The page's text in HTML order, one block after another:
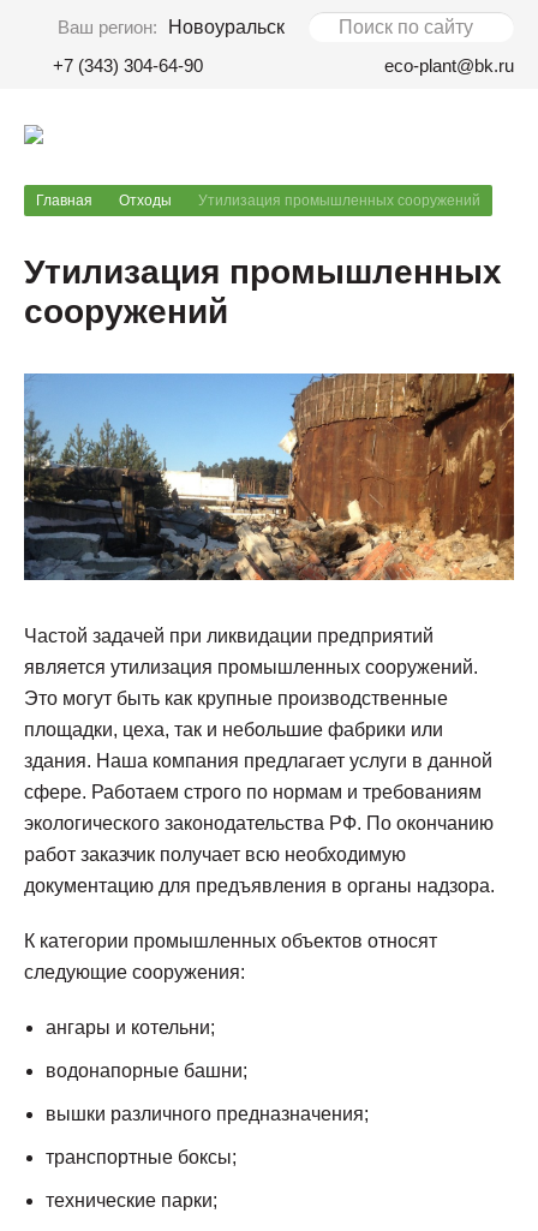
Ваш регион:
Новоуральск
+7 (343) 304-64-90
eco-plant@bk.ru
Главная Отходы Утилизация промышленных сооружений
Утилизация промышленных
сооружений
Частой задачей при ликвидации предприятий
является утилизация промышленных сооружений.
Это могут быть как крупные производственные
площадки, цеха, так и небольшие фабрики или
здания. Наша компания предлагает услуги в данной
сфере. Работаем строго по нормам и требованиям
экологического законодательства РФ. По окончанию
работ заказчик получает всю необходимую
документацию для предъявления в органы надзора.
К категории промышленных объектов относят
следующие сооружения:
ангары и котельни;
водонапорные башни;
вышки различного предназначения;
транспортные боксы;
технические парки;